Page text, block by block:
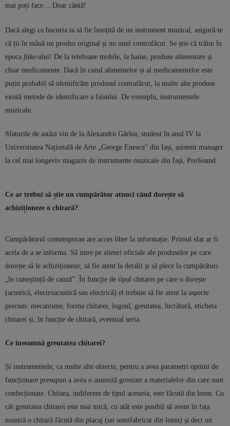
mai poți face… Doar cântă!
Dacă alegi ca bucuria ta să fie însoțită de un instrument muzical, asigură-te
că ții în mână un produs original și nu unul contrafăcut. Se știe că trăim în
epoca fake-ului! De la telefoane mobile, la haine, produse alimentare și
chiar medicamente. Dacă în cazul alimentelor și al medicamentelor este
puțin probabil să identificăm produsul contrafăcut, la multe alte produse
există metode de identificare a falsului. De exemplu, instrumentele
muzicale.
Sfaturile de astăzi vin de la Alexandru Gârlea, student în anul IV la
Universitatea Națională de Arte „George Enescu” din Iași, asistent manager
la cel mai longeviv magazin de instrumente muzicale din Iași, ProSound.
Ce ar trebui să știe un cumpărător atunci când dorește să
achiziționeze o chitară?
Cumpărătorul contemporan are acces liber la informație. Primul sfat ar fi
acela de a se informa. Să intre pe siteuri oficiale ale produselor pe care
dorește să le achiziționeze, să fie atent la detalii și să plece la cumpărături
„în cunoștință de cauză”. În funcție de tipul chitarei pe care o dorește
(acustică, electroacustică sau electrică) el trebuie să fie atent la aspecte
precum: mecanisme, forma chitarei, logoul, greutatea, lucrătură, eticheta
chitarei și, în funcție de chitară, eventual seria.
Ce înseamnă greutatea chitarei?
Și instrumentele, ca multe alte obiecte, pentru a avea parametri optimi de
funcționare presupun a avea o anumită greutate a materialelor din care sunt
confecționate. Chitara, indiferent de tipul acesteia, este făcută din lemn. Cu
cât greutatea chitarei este mai mică, cu atât este posibil să avem în fața
noastră o chitară făcută din placaj (un semifabricat din lemn) și deci un